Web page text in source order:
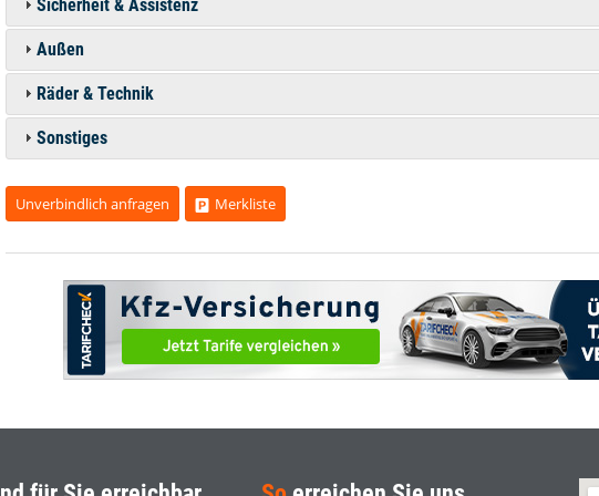
Sicherheit & Assistenz
Außen
Räder & Technik
Sonstiges
Unverbindlich anfragen Merkliste